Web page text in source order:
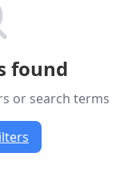
found
or search terms